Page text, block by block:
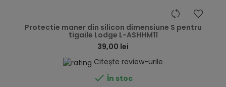
Protectie maner din silicon dimensiune S pentru
tigaile Lodge L-ASHHM11
39,00 lei
Citește review-urile
 În stoc